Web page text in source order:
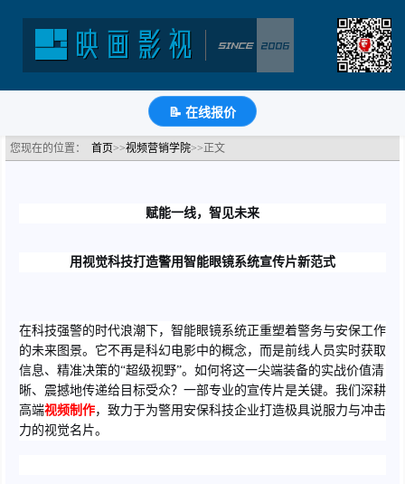
📝 在线报价
智能眼镜系统宣传片的视觉科技新范式
分类：视频营销学院 浏览：556次 更新时间： 2025-11-18
微 知
您现在的位置： 首页>>视频营销学院>>正文
赋能一线，智见未来
用视觉科技打造警用智能眼镜系统宣传片新范式
在科技强警的时代浪潮下，智能眼镜系统正重塑着警务与安保工作
的未来图景。它不再是科幻电影中的概念，而是前线人员实时获取
信息、精准决策的“超级视野”。如何将这一尖端装备的实战价值清
晰、震撼地传递给目标受众？一部专业的宣传片是关键。我们深耕
高端视频制作，致力于为警用安保科技企业打造极具说服力与冲击
力的视觉名片。